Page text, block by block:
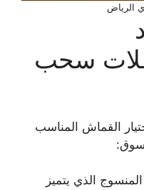
الرياض
سحب
القماش المناسب
الذي يتميز